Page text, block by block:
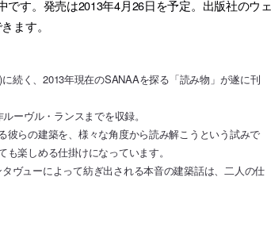
です。発売は2013年4月26日を予定。出版社のウェ
ます。
続く、2013年現在のSANAAを探る「読み物」が遂に刊
ーヴル・ランスまでを収録。
らの建築を、様々な角度から読み解こうという試みで
楽しめる仕掛けになっています。
ヴューによって紡ぎ出される本音の建築話は、二人の仕